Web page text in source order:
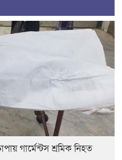
গার্মেন্টস শ্রমিক নিহত